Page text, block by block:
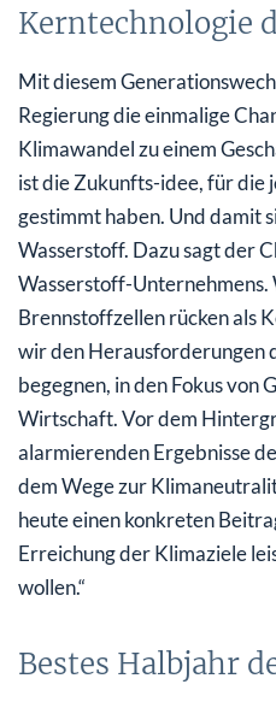
Kerntechnologie
Mit diesem
Regierung die einmalige
Klimawandel zu einem
ist die Zukunfts-idee, für die
gestimmt haben. Und damit
Wasserstoff. Dazu sagt der
Wasserstoff-Unternehmens.
Brennstoffzellen rücken als
wir den Herausforderungen
begegnen, in den Fokus von
Wirtschaft. Vor dem
alarmierenden Ergebnisse
dem Wege zur
heute einen konkreten
Erreichung der Klimaziele
wollen.“
Bestes Halbjahr